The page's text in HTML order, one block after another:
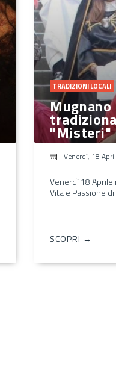
TRADIZIONI LOCALI
"Misteri"
Venerdì, 18
Venerdì 18
Vita e Passione di
SCOPRI →